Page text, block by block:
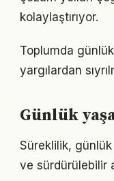
kolaylaştırıyor.
Toplumda
yargılardan
Günlük
Süreklilik, günlük
ve sürdürülebilir